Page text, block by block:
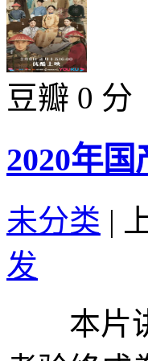
豆瓣 0 分
2020年
未分类 |
发
本片讲